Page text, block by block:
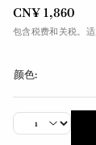
CN¥ 1,860
包含税费和关税。适
颜色: